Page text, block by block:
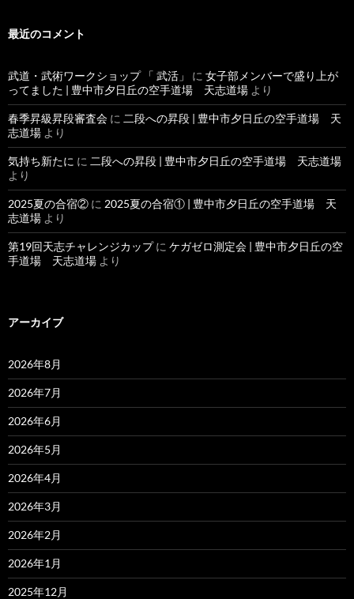
最近のコメント
武道・武術ワークショップ 「 武活」 に 女子部メンバーで盛り上が
ってました | 豊中市夕日丘の空手道場 天志道場 より
春季昇級昇段審査会 に 二段への昇段 | 豊中市夕日丘の空手道場 天
志道場 より
気持ち新たに に 二段への昇段 | 豊中市夕日丘の空手道場 天志道場
より
2025夏の合宿② に 2025夏の合宿① | 豊中市夕日丘の空手道場 天
志道場 より
第19回天志チャレンジカップに ケガゼロ測定会 | 豊中市夕日丘の空
手道場 天志道場 より
アーカイブ
2026年8月
2026年7月
2026年6月
2026年5月
2026年4月
2026年3月
2026年2月
2026年1月
2025年12月